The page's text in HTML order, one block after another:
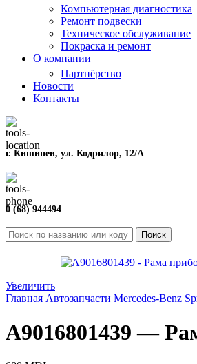
Компьютерная диагностика
Ремонт подвески
Техническое обслуживание
Покраска и ремонт
О компании
Партнёрство
Новости
Контакты
г. Кишинев, ул. Кодрилор, 12/A
0 (68) 944494
Поиск
Увеличить
Главная Автозапчасти Mercedes-Benz
A9016801439 —